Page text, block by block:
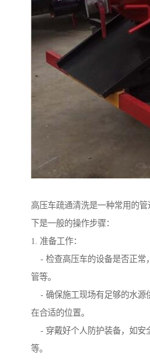
高压车疏通清洗是一种常用的
下是一般的操作步骤：
1. 准备工作：
- 检查高压车的设备是否正常
管等。
- 确保施工现场有足够的水源
在合适的位置。
- 穿戴好个人防护装备，如安
等。